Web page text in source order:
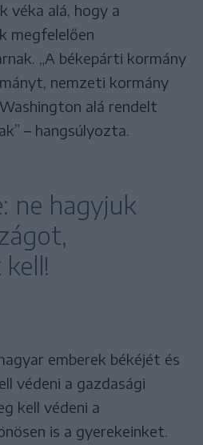
véka alá, hogy a
megfelelően
„A békepárti kormány
nemzeti kormány
alá rendelt
– hangsúlyozta.
ne hagyjuk
emberek békéjét és
védeni a gazdasági
kell védeni a
is a gyerekeinket.